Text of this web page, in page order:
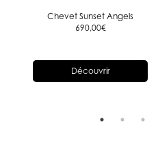
Chevet Sunset Angels
690,00€
Découvrir